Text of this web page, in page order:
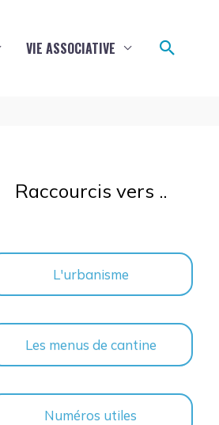
VIE ASSOCIATIVE
Raccourcis vers ..
L'urbanisme
Les menus de cantine
Numéros utiles